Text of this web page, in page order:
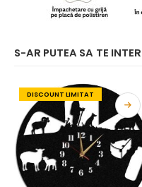
S-AR PUTEA SA TE
DISCOUNT LIMITAT